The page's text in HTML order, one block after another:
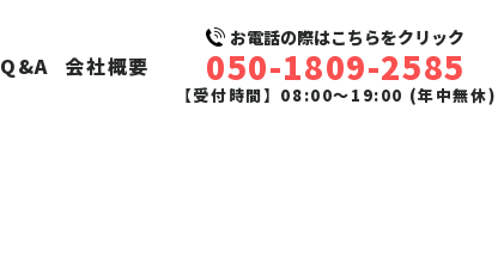
Q&A 会社概要
お電話の際はこちらをクリック
050-1809-2585
【受付時間】08:00〜19:00 (年中無休)